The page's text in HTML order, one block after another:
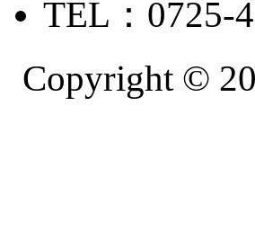
TEL：0725-
Copyright ©